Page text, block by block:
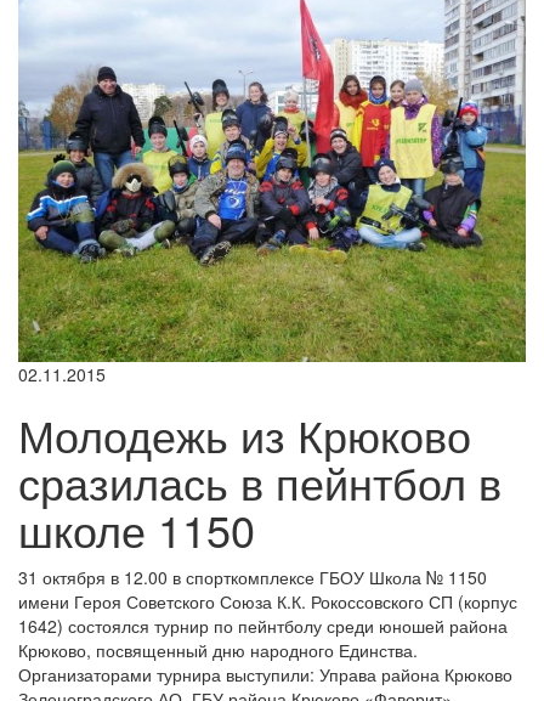
02.11.2015
Молодежь из Крюково
сразилась в пейнтбол в
школе 1150
31 октября в 12.00 в спорткомплексе ГБОУ Школа № 1150
имени Героя Советского Союза К.К. Рокоссовского СП (корпус
1642) состоялся турнир по пейнтболу среди юношей района
Крюково, посвященный дню народного Единства.
Организаторами турнира выступили: Управа района Крюково